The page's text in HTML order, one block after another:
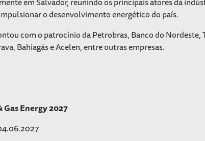
o desenvolvimento energético do país.
com o patrocínio da Petrobras, Banco do Nordeste,
Bahiagás e Acelen, entre outras empresas.
Gas Energy 2027